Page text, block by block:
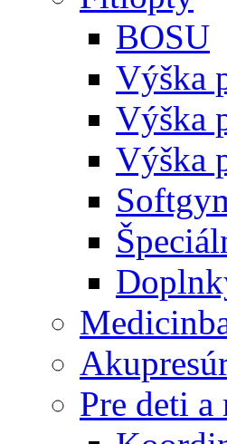
BOSU
Výška
Výška
Výška
Pre deti a